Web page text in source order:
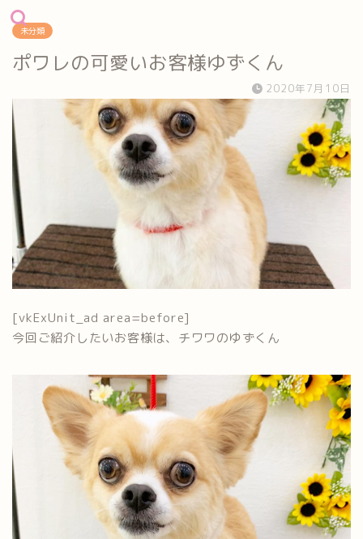
未分類
ポワレの可愛いお客様ゆずくん
2020年7月10日
[vkExUnit_ad area=before]
今回ご紹介したいお客様は、チワワのゆずくん